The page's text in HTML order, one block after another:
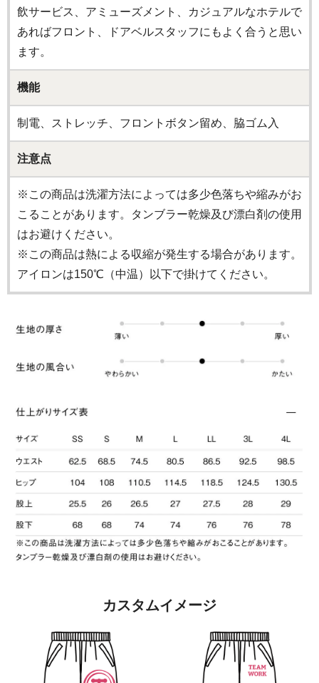
飲サービス、アミューズメント、カジュアルなホテルで
あればフロント、ドアベルスタッフにもよく合うと思い
ます。
機能
制電、ストレッチ、フロントボタン留め、脇ゴム入
注意点
※この商品は洗濯方法によっては多少色落ちや縮みがお
こることがあります。タンブラー乾燥及び漂白剤の使用
はお避けください。
※この商品は熱による収縮が発生する場合があります。
アイロンは150℃（中温）以下で掛けてください。
カスタムイメージ